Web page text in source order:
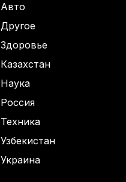
Авто
Другое
Здоровье
Казахстан
Наука
Россия
Техника
Узбекистан
Украина